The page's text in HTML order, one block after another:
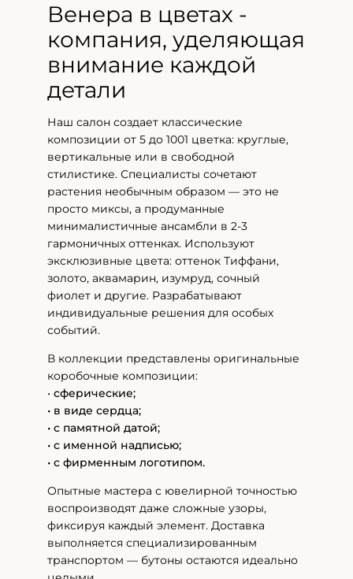
Венера в цветах -
компания, уделяющая
внимание каждой
детали
Наш салон создает классические
композиции от 5 до 1001 цветка: круглые,
вертикальные или в свободной
стилистике. Специалисты сочетают
растения необычным образом — это не
просто миксы, а продуманные
минималистичные ансамбли в 2-3
гармоничных оттенках. Используют
эксклюзивные цвета: оттенок Тиффани,
золото, аквамарин, изумруд, сочный
фиолет и другие. Разрабатывают
индивидуальные решения для особых
событий.
В коллекции представлены оригинальные
коробочные композиции:
• сферические;
• в виде сердца;
• с памятной датой;
• с именной надписью;
• с фирменным логотипом.
Опытные мастера с ювелирной точностью
воспроизводят даже сложные узоры,
фиксируя каждый элемент. Доставка
выполняется специализированным
транспортом — бутоны остаются идеально